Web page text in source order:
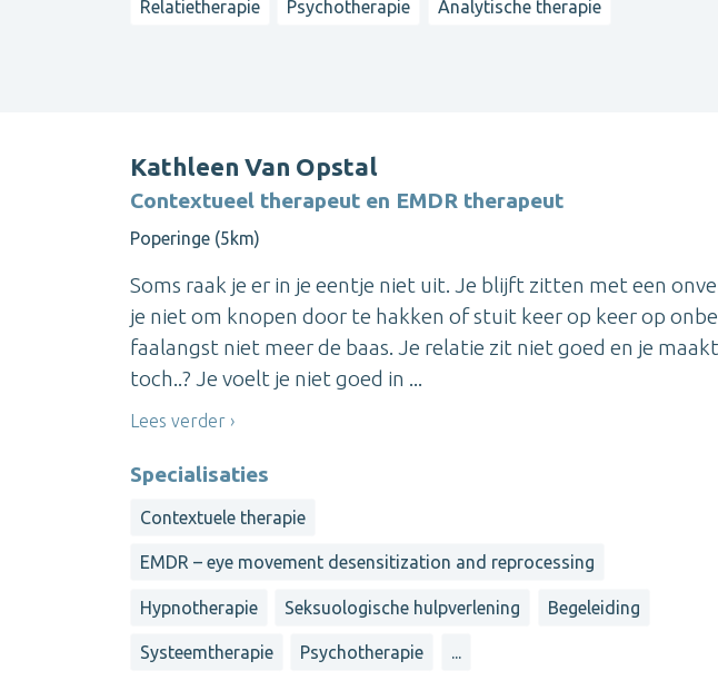
Relatietherapie Psychotherapie Analytische therapie
Kathleen Van Opstal
Contextueel therapeut en EMDR therapeut
Poperinge (5km)
Soms raak je er in je eentje niet uit. Je blijft zitten met een
je niet om knopen door te hakken of stuit keer op keer op
faalangst niet meer de baas. Je relatie zit niet goed en je
toch..? Je voelt je niet goed in ...
Lees verder
Specialisaties
Contextuele therapie
EMDR – eye movement desensitization and reprocessing
Hypnotherapie Seksuologische hulpverlening Begeleiding
Systeemtherapie Psychotherapie ...